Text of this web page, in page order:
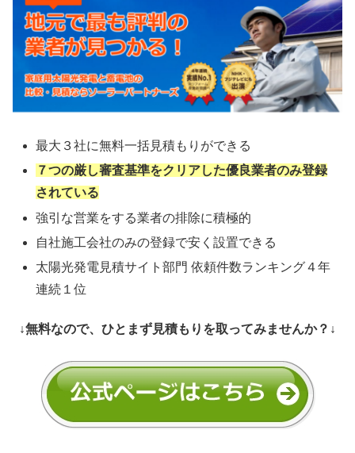
最大３社に無料一括見積もりができる
７つの厳し審査基準をクリアした優良業者のみ登録
されている
強引な営業をする業者の排除に積極的
自社施工会社のみの登録で安く設置できる
太陽光発電見積サイト部門 依頼件数ランキング４年
連続１位
↓無料なので、ひとまず見積もりを取ってみませんか？↓